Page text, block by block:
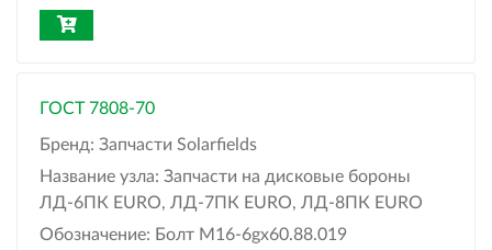
ГОСТ 7808-70
Бренд: Запчасти Solarfields
Название узла: Запчасти на дисковые бороны
ЛД-6ПК EURO, ЛД-7ПК EURO, ЛД-8ПК EURO
Обозначение: Болт М16-6gx60.88.019